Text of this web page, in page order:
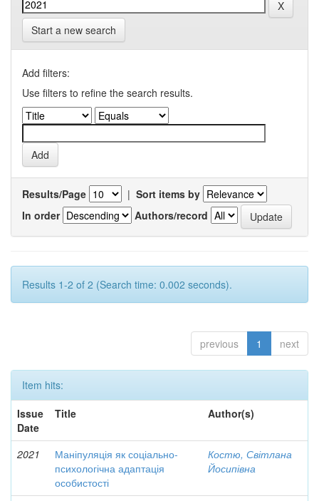
Start a new search
Add filters:
Use filters to refine the search results.
Results/Page | Sort items by
In order
Authors/record
Results 1-2 of 2 (Search time: 0.002 seconds).
previous 1 next
Item hits:
Issue
Date
Title Author(s)
2021
Маніпуляція як соціально-
психологічна адаптація
особистості
Костю, Світлана
Йосипівна